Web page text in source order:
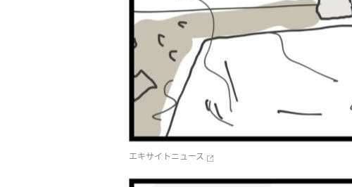
エキサイトニュース